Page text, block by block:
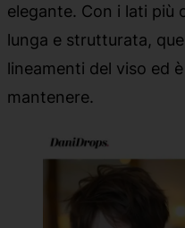
elegante. Con i lati più
lunga e strutturata,
lineamenti del viso ed
mantenere.